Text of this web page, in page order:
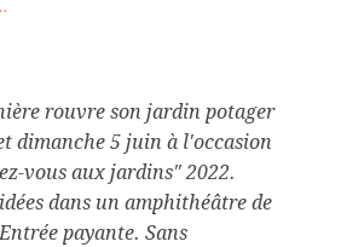
rouvre son jardin potager
dimanche 5 juin à l'occasion
vous aux jardins" 2022.
dans un amphithéâtre de
payante. Sans